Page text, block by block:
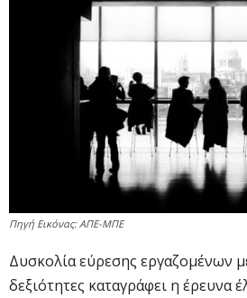
Πηγή Εικόνας: ΑΠΕ-ΜΠΕ
Δυσκολία εύρεσης εργαζομένων
δεξιότητες καταγράφει η έρευνα